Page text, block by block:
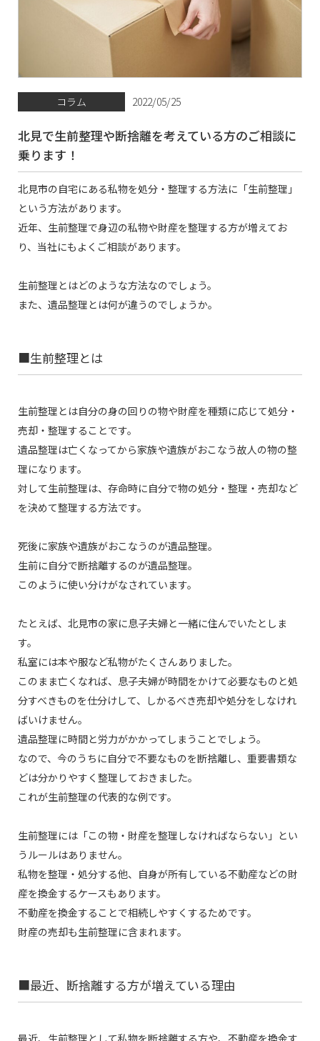
コラム 2022/05/25
北見で生前整理や断捨離を考えている方のご相談に
乗ります！
北見市の自宅にある私物を処分・整理する方法に「生前整理」
という方法があります。
近年、生前整理で身辺の私物や財産を整理する方が増えてお
り、当社にもよくご相談があります。
生前整理とはどのような方法なのでしょう。
また、遺品整理とは何が違うのでしょうか。
■生前整理とは
生前整理とは自分の身の回りの物や財産を種類に応じて処分・
売却・整理することです。
遺品整理は亡くなってから家族や遺族がおこなう故人の物の整
理になります。
対して生前整理は、存命時に自分で物の処分・整理・売却など
を決めて整理する方法です。
死後に家族や遺族がおこなうのが遺品整理。
生前に自分で断捨離するのが遺品整理。
このように使い分けがなされています。
たとえば、北見市の家に息子夫婦と一緒に住んでいたとしま
す。
私室には本や服など私物がたくさんありました。
このまま亡くなれば、息子夫婦が時間をかけて必要なものと処
分すべきものを仕分けして、しかるべき売却や処分をしなけれ
ばいけません。
遺品整理に時間と労力がかかってしまうことでしょう。
なので、今のうちに自分で不要なものを断捨離し、重要書類な
どは分かりやすく整理しておきました。
これが生前整理の代表的な例です。
生前整理には「この物・財産を整理しなければならない」とい
うルールはありません。
私物を整理・処分する他、自身が所有している不動産などの財
産を換金するケースもあります。
不動産を換金することで相続しやすくするためです。
財産の売却も生前整理に含まれます。
■最近、断捨離する方が増えている理由
最近、生前整理として私物を断捨離する方や、不動産を換金す